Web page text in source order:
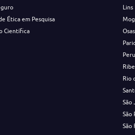
Ética em Pesquisa
Científica
Lins
Rio
São
São
São